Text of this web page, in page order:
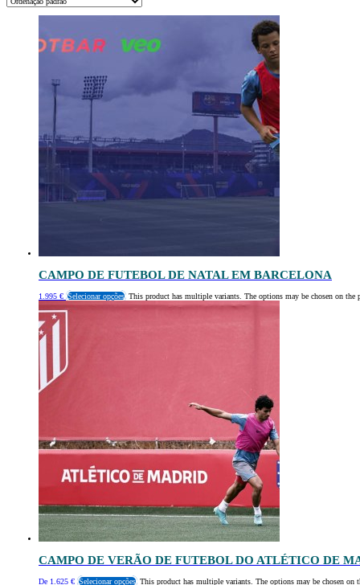
CAMPO DE FUTEBOL DE NATAL EM BARCELONA
1.995 € Selecionar opções This product has multiple variants. The options may be chosen on the
CAMPO DE VERÃO DE FUTEBOL DO ATLÉTICO DE
De 1.625 € Selecionar opções This product has multiple variants. The options may be chosen on